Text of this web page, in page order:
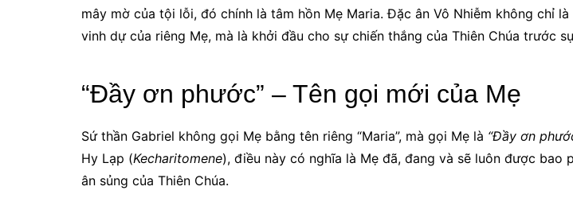
mây mờ của tội lỗi, đó chính là tâm hồn Mẹ Maria. Đặc ân Vô Nhiễm không chỉ là
vinh dự của riêng Mẹ, mà là khởi đầu cho sự chiến thắng của Thiên Chúa trước
“Đầy ơn phước” – Tên gọi mới của Mẹ
Sứ thần Gabriel không gọi Mẹ bằng tên riêng “Maria”, mà gọi Mẹ là “Đầy ơn
Hy Lạp (Kecharitomene), điều này có nghĩa là Mẹ đã, đang và sẽ luôn được bao
ân sủng của Thiên Chúa.